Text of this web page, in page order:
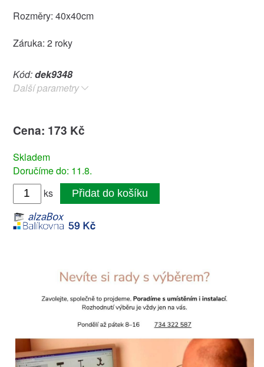
Rozměry: 40x40cm
Záruka: 2 roky
Kód:dek9348
Další parametry
Cena: 173 Kč
Skladem
Doručíme do: 11.8.
ks
Přidat do košíku